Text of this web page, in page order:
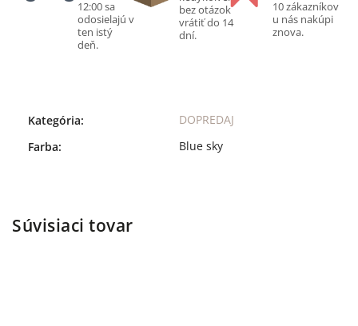
12:00 sa
odosielajú v
ten istý
deň.
bez otázok
vrátiť do 14
dní.
10 zákazníkov
u nás nakúpi
znova.
Kategória:
DOPREDAJ
Farba: Blue sky
Súvisiaci tovar